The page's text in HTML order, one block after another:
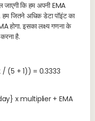
जाएगी कि हम अपनी EMA
जितने अधिक डेटा पॉइंट का
होगा. इसका लक्ष्य गणना के
है.
/ (5 + 1)) = 0.3333
x multiplier + EMA